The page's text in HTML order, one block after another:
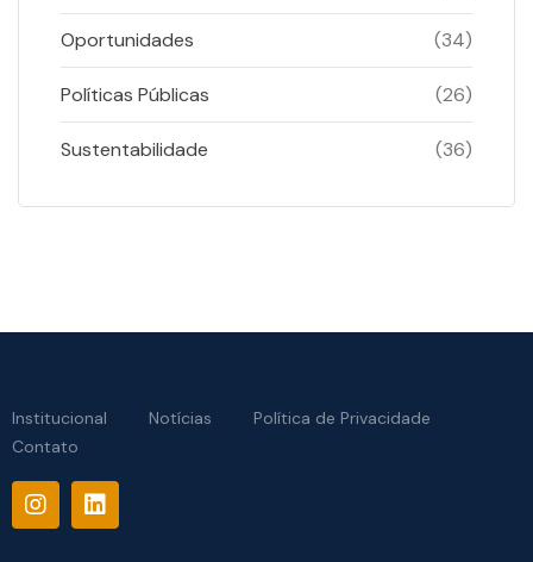
Oportunidades (34)
Políticas Públicas (26)
Sustentabilidade (36)
Institucional Notícias
Política de Privacidade
Contato